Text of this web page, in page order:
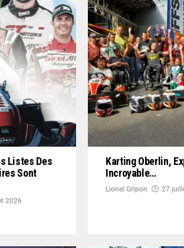
Listes Des
Sont
2026
Karting Oberlin,
Incroyable…
Lionel Gripon 27